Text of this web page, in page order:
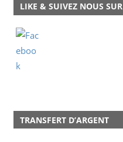
LIKE & SUIVEZ NOUS SUR
TRANSFERT D’ARGENT